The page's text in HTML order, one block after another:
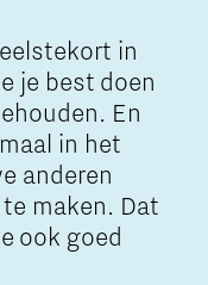
in
je best doen
En
in het
anderen
maken. Dat
ook goed